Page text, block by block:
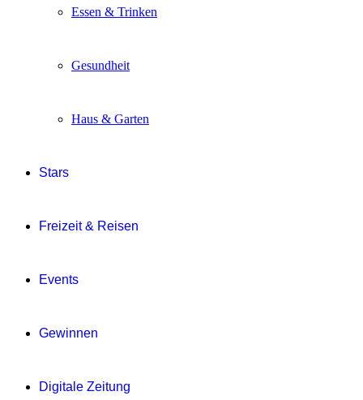
Essen & Trinken
Gesundheit
Haus & Garten
Stars
Freizeit & Reisen
Events
Gewinnen
Digitale Zeitung